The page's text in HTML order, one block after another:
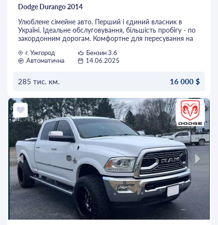
Dodge Durango 2014
Улюблене сімейне авто. Перший і єдиний власник в
Україні. Ідеальне обслуговування, більшість пробігу - по
закордонним дорогам. Комфортне для пересування на
числі і по розходу. Гарна комплектація LIMITED,
електричний привід ляди багажника, ДХО, дуже
ряд - супер комфортні капітанські сидіння із підігрівом
повороти. Навіть задня бленда світиться вся і не
розбиралась. Окремо встановлена рідна мультимедія
8.4'' Panasonic із підтримкою Apple Carplay/Android Auto
та європейськими картами і частотами радіо. Два ключі,
всі рідини - замінені, аккумулятор - апгрейд на 95Аг.
Бонусом реальному покупцю буде повний бак бензина
та weathertech гумові ковріки переднього ряду і
багажника, на додачу до рідних Premium ворсових.
Комплект зимової гуми Kumho - разом із авто
Звертайтесь, будете задоволені цією машиною. Якщо
телефон поза зоною - пишіть вайбером, телеграмом,
whatsapp
г. Ужгород
Бензин 3.6
Автоматична
14.06.2025
285 тис. км. 16 000 $
ОСТАВИТЬ ЗАЯВКУ